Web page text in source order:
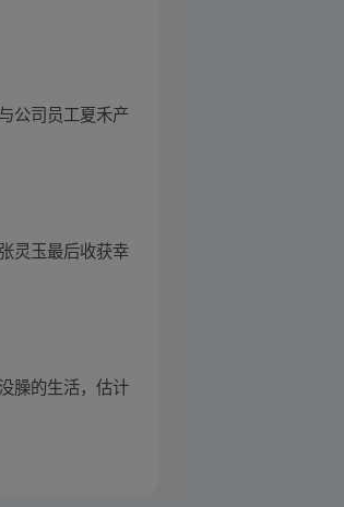
公司员工夏禾产
灵玉最后收获幸
臊的生活，估计